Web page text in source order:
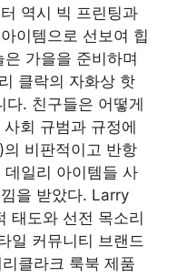
역시 빅 프린팅과
이템으로 선보여 힙
가을을 준비하며
클락의 자화상 핫
다. 친구들은 어떻게
회 규범과 규정에
비판적이고 반항
일리 아이템들 사
을 받았다. Larry
태도와 선전 목소리
일 커뮤니티 브랜드
클라크 룩북 제품